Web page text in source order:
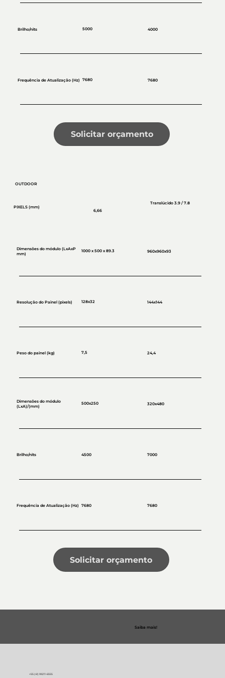
Brilho/nits 4000
5000
Frequência de Atualização (Hz) 7680
7680
Solicitar orçamento
PIXELS (mm)
Translúcido 3.9 / 7.8
OUTDOOR
6,66
Dimensões do módulo (LxAxP
mm)
960x960x93
1000 x 500 x 89.3
Resolução do Painel (pixels) 144x144
128x32
Peso do painel (kg) 24,4
7,5
Dimensões do módulo
(LxA)/(mm)
320x480
500x250
Brilho/nits 7000
4500
Frequência de Atualização (Hz) 7680
7680
Solicitar orçamento
Saiba mais!
+55 (41) 99211-6555